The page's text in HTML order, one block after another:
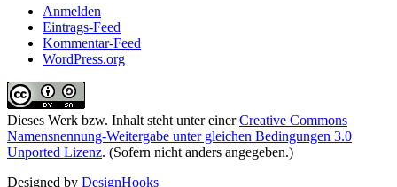
Anmelden
Eintrags-Feed
Kommentar-Feed
WordPress.org
Dieses Werk bzw. Inhalt steht unter einerCreative Commons
Namensnennung-Weitergabe unter gleichen Bedingungen 3.0
Unported Lizenz. (Sofern nicht anders angegeben.)
Designed by DesignHooks